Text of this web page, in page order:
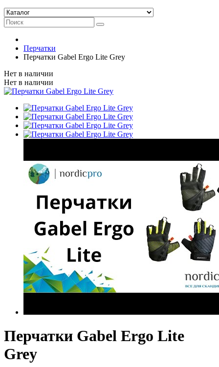
Перчатки
Перчатки Gabel Ergo Lite Grey
Нет в наличии
Нет в наличии
Перчатки Gabel Ergo Lite
Grey